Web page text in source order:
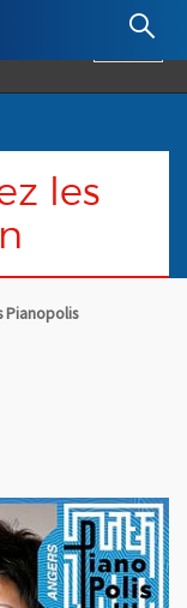
: Retour à l'accueil
les
Pianopolis